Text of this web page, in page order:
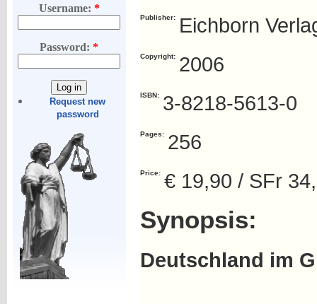
Username: *
Password:*
Request new
password
Publisher: Eichborn
Copyright: 2006
ISBN: 3-8218-5613-0
Pages: 256
Price: € 19,90 / SFr
Synopsis:
Deutschland im